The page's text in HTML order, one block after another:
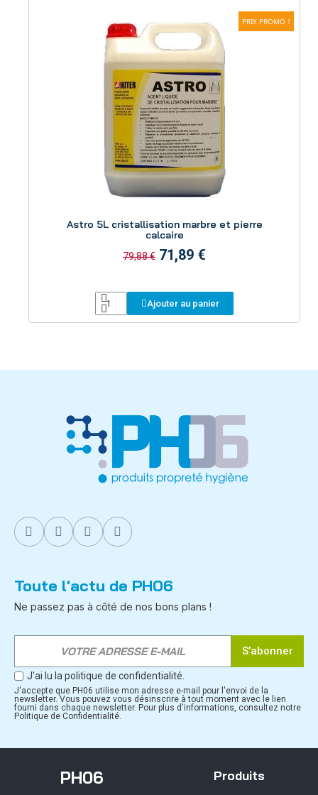
PRIX PROMO !
Astro 5L cristallisation marbre et pierre
calcaire
79,88 € 71,89 €
Ajouter au panier
Toute l'actu de PH06
Ne passez pas à côté de nos bons plans !
S’abonner
J'ai lu la politique de confidentialité.
J'accepte que PH06 utilise mon adresse e-mail pour l'envoi de la
newsletter. Vous pouvez vous désinscrire à tout moment avec le lien
fourni dans chaque newsletter. Pour plus d'informations, consultez notre
Politique de Confidentialité.
PH06 Produits